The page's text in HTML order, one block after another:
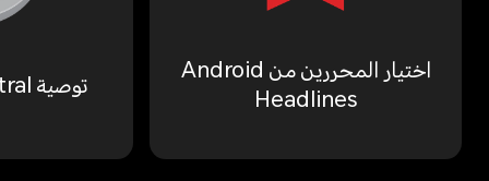
اختيار المحررين من Android
Headlines توصية Android Central